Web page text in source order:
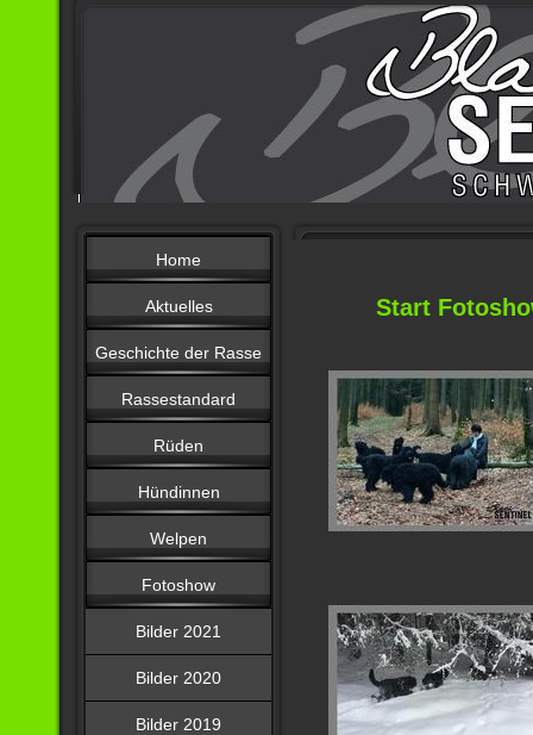
Home
Aktuelles
Geschichte der Rasse
Rassestandard
Rüden
Hündinnen
Welpen
Fotoshow
Bilder 2021
Bilder 2020
Bilder 2019
Start